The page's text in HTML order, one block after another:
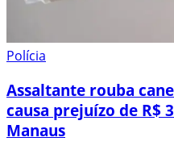
Polícia
Assaltante rouba
causa prejuízo de R$
Manaus